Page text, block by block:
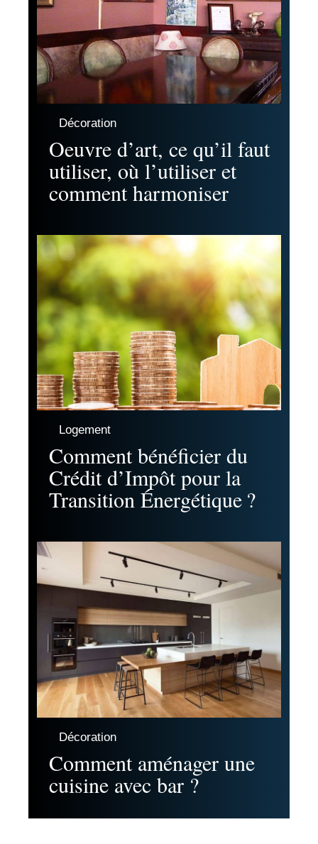
Décoration
Oeuvre d’art, ce qu’il faut
utiliser, où l’utiliser et
comment harmoniser
Logement
Comment bénéficier du
Crédit d’Impôt pour la
Transition Énergétique ?
Décoration
Comment aménager une
cuisine avec bar ?